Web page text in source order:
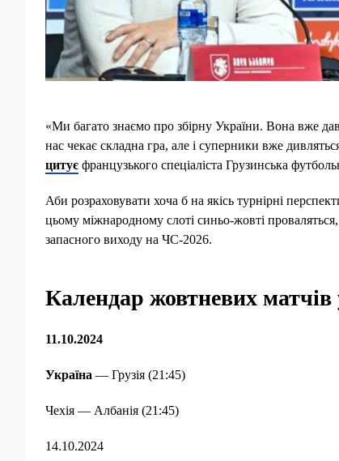
«Ми багато знаємо про збірну України. Вона вже
нас чекає складна гра, але і суперники вже
цитує французького спеціаліста Грузинська
Аби розраховувати хоча б на якісь турнірні
цьому міжнародному слоті синьо-жовті
запасного виходу на ЧС-2026.
Календар жовтневих матчів
11.10.2024
Україна — Грузія (21:45)
Чехія — Албанія (21:45)
14.10.2024